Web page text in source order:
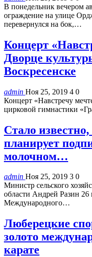
В понедельник вечером
ограждение на улице
перевернулся на бок,…
Концерт
Дворце
Воскресенске
admin Ноя 25, 2019 4 0
Концерт «Навстречу
цирковой гимнастики
Стало
планирует
молочном…
admin Ноя 25, 2019 3 0
Министр сельского
области Андрей Разин 26
Международного…
Люберецкие
золото
карате